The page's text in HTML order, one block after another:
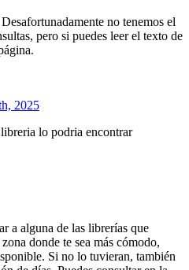
no tenemos el
pero si puedes leer el texto de
2025
lo podria encontrar
a alguna de las librerías que
donde te sea más cómodo,
Si no lo tuvieran, también